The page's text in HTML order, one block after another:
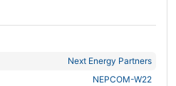
Next Energy Partners
NEPCOM-W22